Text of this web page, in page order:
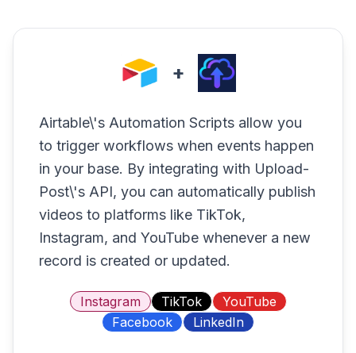
+
Airtable\'s Automation Scripts allow you
to trigger workflows when events happen
in your base. By integrating with Upload-
Post\'s API, you can automatically publish
videos to platforms like TikTok,
Instagram, and YouTube whenever a new
record is created or updated.
Instagram TikTok
YouTube
Facebook
LinkedIn